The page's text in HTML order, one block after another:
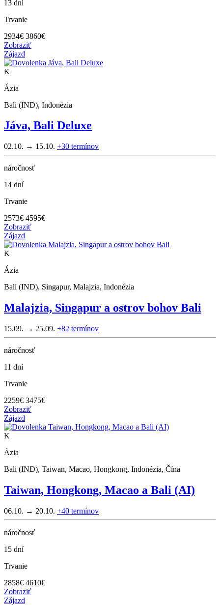
13 dní
Trvanie
2934€ 3860€
Zobraziť
Zájazd
K
Ázia
Bali (IND), Indonézia
Jáva, Bali Deluxe
02.10. → 15.10. +30 termínov
náročnosť
14 dní
Trvanie
2573€ 4595€
Zobraziť
Zájazd
K
Ázia
Bali (IND), Singapur, Malajzia, Indonézia
Malajzia, Singapur a ostrov bohov Bali
15.09. → 25.09. +82 termínov
náročnosť
11 dní
Trvanie
2259€ 3475€
Zobraziť
Zájazd
K
Ázia
Bali (IND), Taiwan, Macao, Hongkong, Indonézia, Čína
Taiwan, Hongkong, Macao a Bali (AI)
06.10. → 20.10. +40 termínov
náročnosť
15 dní
Trvanie
2858€ 4610€
Zobraziť
Zájazd